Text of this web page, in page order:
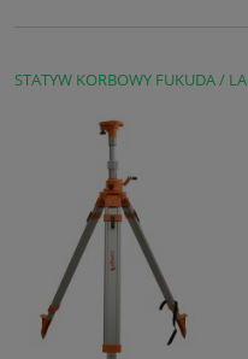
STATYW KORBOWY FUKUDA /